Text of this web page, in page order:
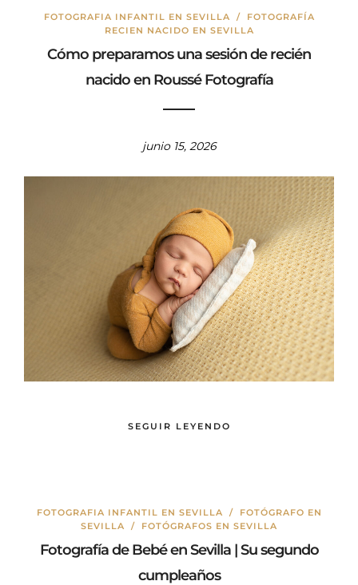
FOTOGRAFIA INFANTIL EN SEVILLA /
FOTOGRAFÍA
RECIEN NACIDO EN SEVILLA
Cómo preparamos una sesión de recién
nacido en Roussé Fotografía
junio 15, 2026
SEGUIR LEYENDO
FOTOGRAFIA INFANTIL EN SEVILLA /
FOTÓGRAFO EN
SEVILLA / FOTÓGRAFOS EN SEVILLA
Fotografía de Bebé en Sevilla | Su segundo
cumpleaños